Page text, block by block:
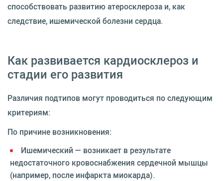
способствовать развитию атеросклероза и, как
следствие, ишемической болезни сердца.
Как развивается кардиосклероз и
стадии его развития
Различия подтипов могут проводиться по следующим
критериям:
По причине возникновения:
Ишемический — возникает в результате
недостаточного кровоснабжения сердечной мышцы
(например, после инфаркта миокарда).